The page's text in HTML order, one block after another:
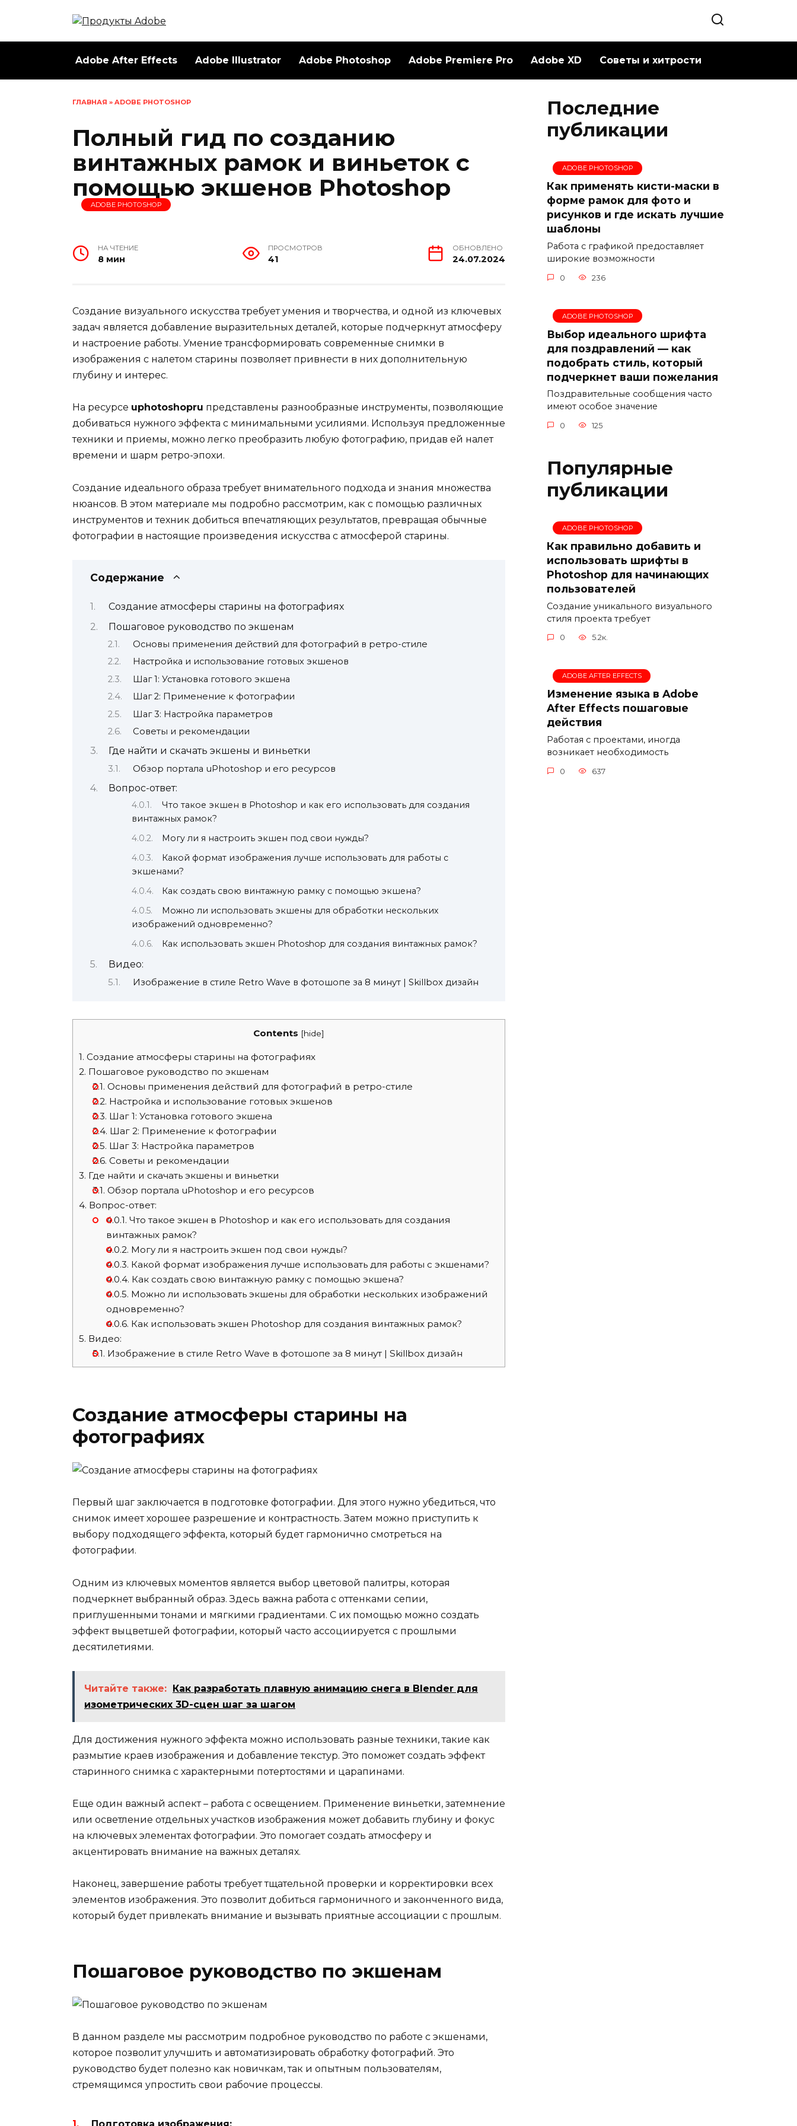
Adobe After Effects Adobe Illustrator Adobe Photoshop Adobe Premiere Pro Adobe XD Советы и хитрости
ГЛАВНАЯ » ADOBE PHOTOSHOP
Полный гид по созданию
винтажных рамок и виньеток с
помощью экшенов Photoshop
ADOBE PHOTOSHOP
НА ЧТЕНИЕ
8 мин
ПРОСМОТРОВ
41
ОБНОВЛЕНО
24.07.2024
Создание визуального искусства требует умения и творчества, и одной из ключевых
задач является добавление выразительных деталей, которые подчеркнут атмосферу
и настроение работы. Умение трансформировать современные снимки в
изображения с налетом старины позволяет привнести в них дополнительную
глубину и интерес.
На ресурсе uphotoshopru представлены разнообразные инструменты, позволяющие
добиваться нужного эффекта с минимальными усилиями. Используя предложенные
техники и приемы, можно легко преобразить любую фотографию, придав ей налет
времени и шарм ретро-эпохи.
Создание идеального образа требует внимательного подхода и знания множества
нюансов. В этом материале мы подробно рассмотрим, как с помощью различных
инструментов и техник добиться впечатляющих результатов, превращая обычные
фотографии в настоящие произведения искусства с атмосферой старины.
Содержание
Создание атмосферы старины на фотографиях
Пошаговое руководство по экшенам
Основы применения действий для фотографий в ретро-стиле
Настройка и использование готовых экшенов
Шаг 1: Установка готового экшена
Шаг 2: Применение к фотографии
Шаг 3: Настройка параметров
Советы и рекомендации
Где найти и скачать экшены и виньетки
Обзор портала uPhotoshop и его ресурсов
Вопрос-ответ:
Что такое экшен в Photoshop и как его использовать для создания
винтажных рамок?
Могу ли я настроить экшен под свои нужды?
Какой формат изображения лучше использовать для работы с
экшенами?
Как создать свою винтажную рамку с помощью экшена?
Можно ли использовать экшены для обработки нескольких
изображений одновременно?
Как использовать экшен Photoshop для создания винтажных рамок?
Видео:
Изображение в стиле Retro Wave в фотошопе за 8 минут | Skillbox дизайн
Contents [hide]
1. Создание атмосферы старины на фотографиях
2. Пошаговое руководство по экшенам
2.1. Основы применения действий для фотографий в ретро-стиле
2.2. Настройка и использование готовых экшенов
2.3. Шаг 1: Установка готового экшена
2.4. Шаг 2: Применение к фотографии
2.5. Шаг 3: Настройка параметров
2.6. Советы и рекомендации
3. Где найти и скачать экшены и виньетки
3.1. Обзор портала uPhotoshop и его ресурсов
4. Вопрос-ответ:
4.0.1. Что такое экшен в Photoshop и как его использовать для создания
винтажных рамок?
4.0.2. Могу ли я настроить экшен под свои нужды?
4.0.3. Какой формат изображения лучше использовать для работы с экшенами?
4.0.4. Как создать свою винтажную рамку с помощью экшена?
4.0.5. Можно ли использовать экшены для обработки нескольких изображений
одновременно?
4.0.6. Как использовать экшен Photoshop для создания винтажных рамок?
5. Видео:
5.1. Изображение в стиле Retro Wave в фотошопе за 8 минут | Skillbox дизайн
Создание атмосферы старины на
фотографиях
Первый шаг заключается в подготовке фотографии. Для этого нужно убедиться, что
снимок имеет хорошее разрешение и контрастность. Затем можно приступить к
выбору подходящего эффекта, который будет гармонично смотреться на
фотографии.
Одним из ключевых моментов является выбор цветовой палитры, которая
подчеркнет выбранный образ. Здесь важна работа с оттенками сепии,
приглушенными тонами и мягкими градиентами. С их помощью можно создать
эффект выцветшей фотографии, который часто ассоциируется с прошлыми
десятилетиями.
Читайте также: Как разработать плавную анимацию снега в Blender для
изометрических 3D-сцен шаг за шагом
Для достижения нужного эффекта можно использовать разные техники, такие как
размытие краев изображения и добавление текстур. Это поможет создать эффект
старинного снимка с характерными потертостями и царапинами.
Еще один важный аспект – работа с освещением. Применение виньетки, затемнение
или осветление отдельных участков изображения может добавить глубину и фокус
на ключевых элементах фотографии. Это помогает создать атмосферу и
акцентировать внимание на важных деталях.
Наконец, завершение работы требует тщательной проверки и корректировки всех
элементов изображения. Это позволит добиться гармоничного и законченного вида,
который будет привлекать внимание и вызывать приятные ассоциации с прошлым.
Пошаговое руководство по экшенам
В данном разделе мы рассмотрим подробное руководство по работе с экшенами,
которое позволит улучшить и автоматизировать обработку фотографий. Это
руководство будет полезно как новичкам, так и опытным пользователям,
стремящимся упростить свои рабочие процессы.
Последние
публикации
ADOBE PHOTOSHOP
Как применять кисти-маски в
форме рамок для фото и
рисунков и где искать лучшие
шаблоны
Работа с графикой предоставляет
широкие возможности
0 236
ADOBE PHOTOSHOP
Выбор идеального шрифта
для поздравлений — как
подобрать стиль, который
подчеркнет ваши пожелания
Поздравительные сообщения часто
имеют особое значение
0 125
Популярные
публикации
ADOBE PHOTOSHOP
Как правильно добавить и
использовать шрифты в
Photoshop для начинающих
пользователей
Создание уникального визуального
стиля проекта требует
0 5.2к.
ADOBE AFTER EFFECTS
Изменение языка в Adobe
After Effects пошаговые
действия
Работая с проектами, иногда
возникает необходимость
0 637